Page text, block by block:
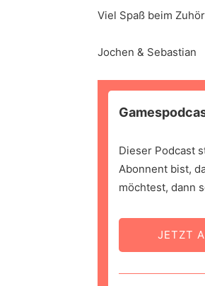
Viel Spaß beim
Jochen & Sebastian
Dieser Podcast
Abonnent bist,
möchtest, dann
JETZT